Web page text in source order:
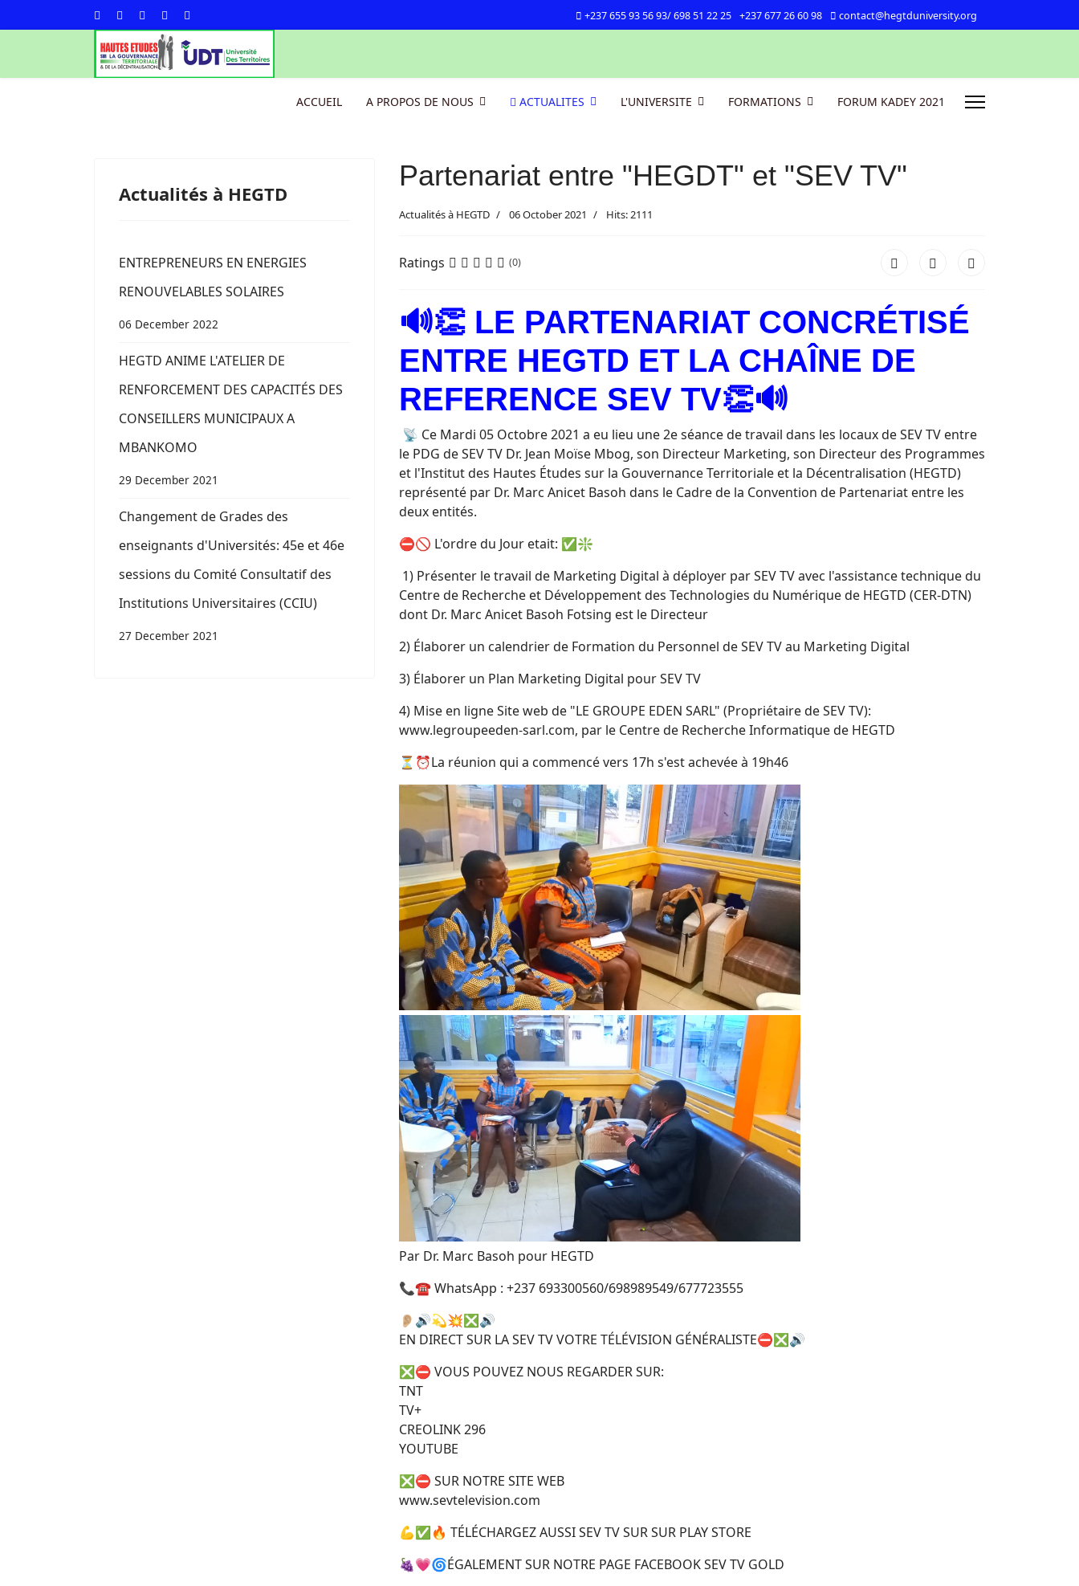
+237 655 93 56 93/ 698 51 22 25 +237 677 26 60 98 contact@hegtduniversity.org
ACCUEIL A PROPOS DE NOUS ACTUALITES L'UNIVERSITE FORMATIONS FORUM KADEY 2021
Actualités à HEGTD
ENTREPRENEURS EN ENERGIES
RENOUVELABLES SOLAIRES
06 December 2022
HEGTD ANIME L'ATELIER DE
RENFORCEMENT DES CAPACITÉS DES
CONSEILLERS MUNICIPAUX A
MBANKOMO
29 December 2021
Changement de Grades des
enseignants d'Universités: 45e et 46e
sessions du Comité Consultatif des
Institutions Universitaires (CCIU)
27 December 2021
Partenariat entre "HEGDT" et "SEV TV"
Actualités à HEGTD 06 October 2021 Hits: 2111
Ratings (0)
🔊👏 LE PARTENARIAT CONCRÉTISÉ
ENTRE HEGTD ET LA CHAÎNE DE
REFERENCE SEV TV👏🔊
📡 Ce Mardi 05 Octobre 2021 a eu lieu une 2e séance de travail dans les locaux de SEV TV entre
le PDG de SEV TV Dr. Jean Moïse Mbog, son Directeur Marketing, son Directeur des Programmes
et l'Institut des Hautes Études sur la Gouvernance Territoriale et la Décentralisation (HEGTD)
représenté par Dr. Marc Anicet Basoh dans le Cadre de la Convention de Partenariat entre les
deux entités.
⛔🚫 L'ordre du Jour etait: ✅❇️
1) Présenter le travail de Marketing Digital à déployer par SEV TV avec l'assistance technique du
Centre de Recherche et Développement des Technologies du Numérique de HEGTD (CER-DTN)
dont Dr. Marc Anicet Basoh Fotsing est le Directeur
2) Élaborer un calendrier de Formation du Personnel de SEV TV au Marketing Digital
3) Élaborer un Plan Marketing Digital pour SEV TV
4) Mise en ligne Site web de "LE GROUPE EDEN SARL" (Propriétaire de SEV TV):
www.legroupeeden-sarl.com, par le Centre de Recherche Informatique de HEGTD
⏳⏰La réunion qui a commencé vers 17h s'est achevée à 19h46
Par Dr. Marc Basoh pour HEGTD
📞☎️ WhatsApp : +237 693300560/698989549/677723555
👂🏼🔊💫💥❎🔊
EN DIRECT SUR LA SEV TV VOTRE TÉLÉVISION GÉNÉRALISTE⛔❎🔊
❎⛔ VOUS POUVEZ NOUS REGARDER SUR:
TNT
TV+
CREOLINK 296
YOUTUBE
❎⛔ SUR NOTRE SITE WEB
www.sevtelevision.com
💪✅🔥 TÉLÉCHARGEZ AUSSI SEV TV SUR SUR PLAY STORE
🍇💗🌀ÉGALEMENT SUR NOTRE PAGE FACEBOOK SEV TV GOLD